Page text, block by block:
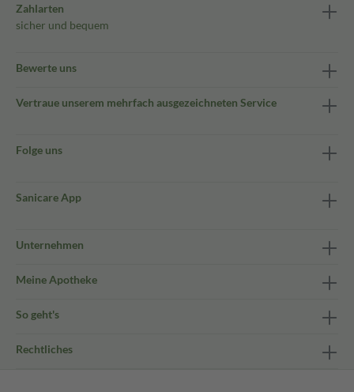
Zahlarten
sicher und bequem
Bewerte uns
Vertraue unserem mehrfach ausgezeichneten Service
Folge uns
Sanicare App
Unternehmen
Meine Apotheke
So geht's
Rechtliches